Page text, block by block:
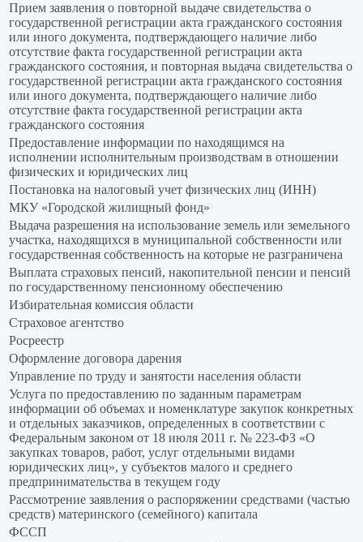
Прием заявления о повторной выдаче свидетельства о
государственной регистрации акта гражданского состояния
или иного документа, подтверждающего наличие либо
отсутствие факта государственной регистрации акта
гражданского состояния, и повторная выдача свидетельства о
государственной регистрации акта гражданского состояния
или иного документа, подтверждающего наличие либо
отсутствие факта государственной регистрации акта
гражданского состояния
Предоставление информации по находящимся на
исполнении исполнительным производствам в отношении
физических и юридических лиц
Постановка на налоговый учет физических лиц (ИНН)
МКУ «Городской жилищный фонд»
Выдача разрешения на использование земель или земельного
участка, находящихся в муниципальной собственности или
государственная собственность на которые не разграничена
Выплата страховых пенсий, накопительной пенсии и пенсий
по государственному пенсионному обеспечению
Избирательная комиссия области
Страховое агентство
Росреестр
Оформление договора дарения
Управление по труду и занятости населения области
Услуга по предоставлению по заданным параметрам
информации об объемах и номенклатуре закупок конкретных
и отдельных заказчиков, определенных в соответствии с
Федеральным законом от 18 июля 2011 г. № 223-ФЗ «О
закупках товаров, работ, услуг отдельными видами
юридических лиц», у субъектов малого и среднего
предпринимательства в текущем году
Рассмотрение заявления о распоряжении средствами (частью
средств) материнского (семейного) капитала
ФССП